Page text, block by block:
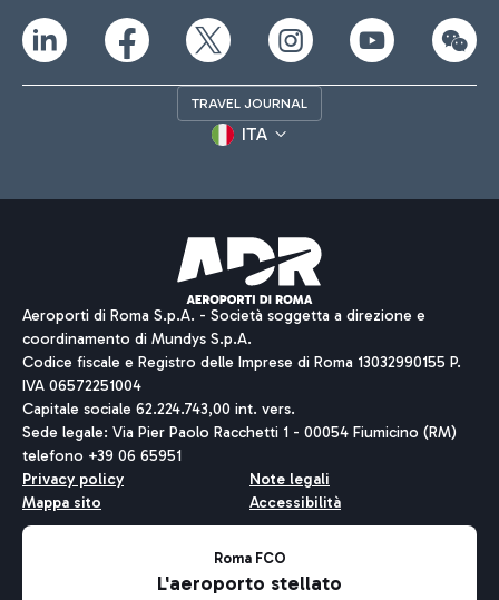
TRAVEL JOURNAL
ITA
Aeroporti di Roma S.p.A. - Società soggetta a direzione e
coordinamento di Mundys S.p.A.
Codice fiscale e Registro delle Imprese di Roma 13032990155 P.
IVA 06572251004
Capitale sociale 62.224.743,00 int. vers.
Sede legale: Via Pier Paolo Racchetti 1 - 00054 Fiumicino (RM)
telefono +39 06 65951
Privacy policy
Note legali
Mappa sito
Accessibilità
Roma FCO
L'aeroporto stellato